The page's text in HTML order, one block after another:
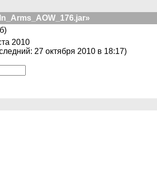
2010
27 октября 2010 в 18:17)